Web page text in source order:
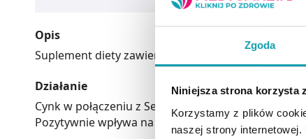
Zgoda
Niniejsza strona korzysta
Korzystamy z plików
naszej strony internetowej.
Opis
Suplement diety zawierający cynk w formie
Działanie
Cynk w połączeniu z Selenem przyczynia się do
Pozytywnie wpływa na kondycję włosów i paznokci.